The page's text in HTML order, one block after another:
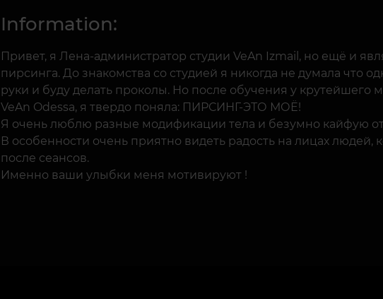
Information:
Привет, я Лена-администратор студии VeAn Izmail, но ещё и
пирсинга. До знакомства со студией я никогда не думала что
руки и буду делать проколы. Но после обучения у крутейшего
VeAn Odessa, я твердо поняла: ПИРСИНГ-ЭТО МОЁ!
Я очень люблю разные модификации тела и безумно кайфую
В особенности очень приятно видеть радость на лицах людей,
после сеансов.
Именно ваши улыбки меня мотивируют !